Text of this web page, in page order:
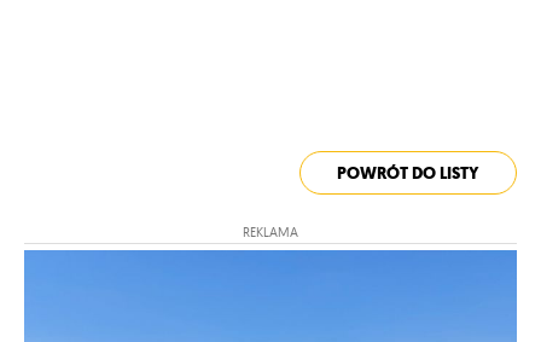
POWRÓT DO LISTY
REKLAMA